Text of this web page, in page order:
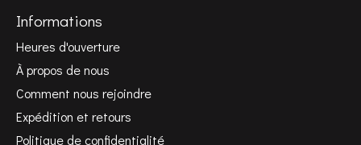
Informations
Heures d'ouverture
À propos de nous
Comment nous rejoindre
Expédition et retours
Politique de confidentialité